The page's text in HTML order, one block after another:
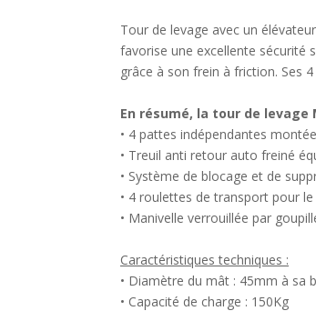
Tour de levage avec un
favorise une excellente sécurité
grâce à son frein à friction. Ses
En résumé, la tour de levage
• 4 pattes indépendantes
• Treuil anti retour auto freiné
• Système de blocage et de
• 4 roulettes de transport pour
• Manivelle verrouillée par
Caractéristiques techniques :
• Diamètre du mât : 45mm à sa
• Capacité de charge : 150Kg